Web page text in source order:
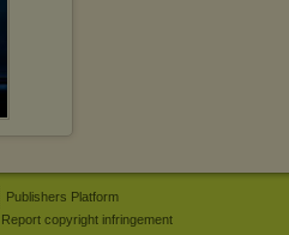
Publishers Platform
Report copyright infringement